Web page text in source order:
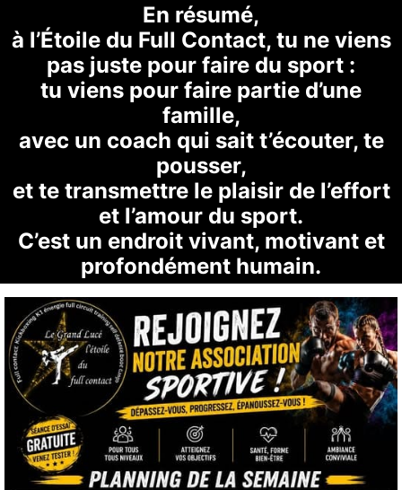
En résumé,
à l’Étoile du Full Contact, tu ne viens
pas juste pour faire du sport :
tu viens pour faire partie d’une
famille,
avec un coach qui sait t’écouter, te
pousser,
et te transmettre le plaisir de l’effort
et l’amour du sport.
C’est un endroit vivant, motivant et
profondément humain.